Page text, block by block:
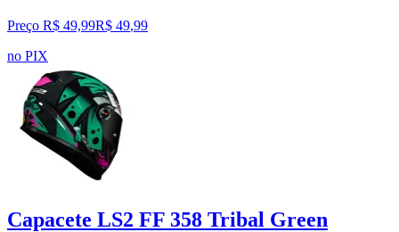
Preço R$ 49,99R$ 49,99
no PIX
Capacete LS2 FF 358 Tribal Green